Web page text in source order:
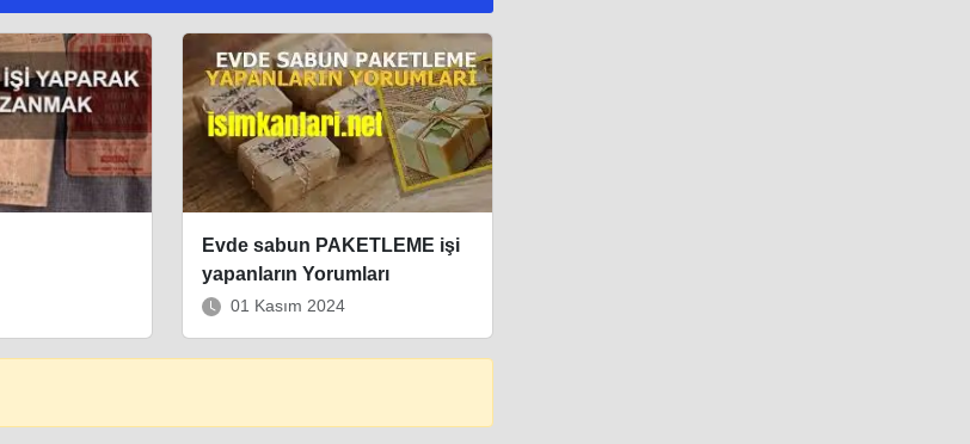
Evde sabun PAKETLEME işi
yapanların Yorumları
01 Kasım 2024